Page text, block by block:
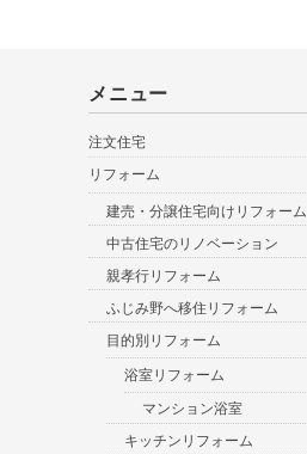
メニュー
注文住宅
リフォーム
建売・分譲住宅向けリフォーム
中古住宅のリノベーション
親孝行リフォーム
ふじみ野へ移住リフォーム
目的別リフォーム
浴室リフォーム
マンション浴室
キッチンリフォーム